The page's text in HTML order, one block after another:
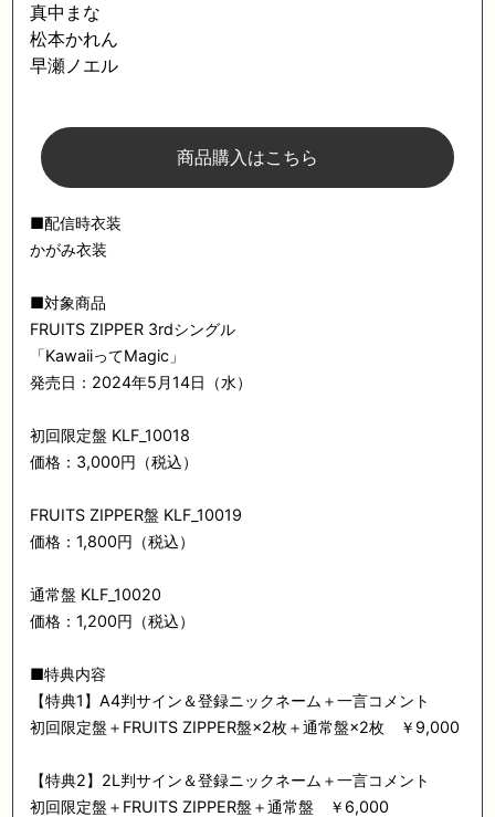
真中まな
松本かれん
早瀬ノエル
商品購入はこちら
■配信時衣装
かがみ衣装
■対象商品
FRUITS ZIPPER 3rdシングル
「KawaiiってMagic」
発売日：2024年5月14日（水）
初回限定盤 KLF_10018
価格：3,000円（税込）
FRUITS ZIPPER盤 KLF_10019
価格：1,800円（税込）
通常盤 KLF_10020
価格：1,200円（税込）
■特典内容
【特典1】A4判サイン＆登録ニックネーム＋一言コメント
初回限定盤＋FRUITS ZIPPER盤×2枚＋通常盤×2枚 ￥9,000
【特典2】2L判サイン＆登録ニックネーム＋一言コメント
初回限定盤＋FRUITS ZIPPER盤＋通常盤 ￥6,000